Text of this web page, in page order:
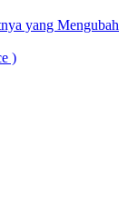
yang Mengubah
)